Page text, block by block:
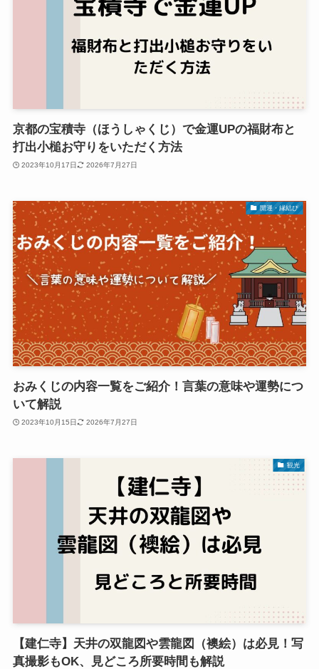
京都の宝積寺（ほうしゃくじ）で金運UPの福財布と
打出小槌お守りをいただく方法
2023年10月17日 2026年7月27日
開運・縁結び
おみくじの内容一覧をご紹介！言葉の意味や運勢につ
いて解説
2023年10月15日 2026年7月27日
観光
【建仁寺】天井の双龍図や雲龍図（襖絵）は必見！写
真撮影もOK、見どころ所要時間も解説